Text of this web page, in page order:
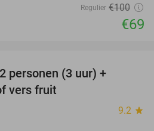
Regulier €100
€69
personen (3 uur) +
vers fruit
9.2 star